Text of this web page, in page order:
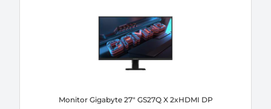
Monitor Gigabyte 27" GS27Q X 2xHDMI DP